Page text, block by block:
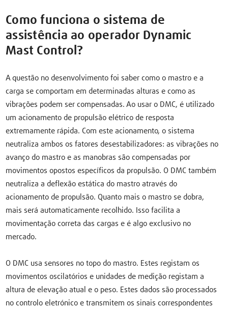
Como funciona o sistema de
assistência ao operador Dynamic
Mast Control?
A questão no desenvolvimento foi saber como o mastro e a
carga se comportam em determinadas alturas e como as
vibrações podem ser compensadas. Ao usar o DMC, é utilizado
um acionamento de propulsão elétrico de resposta
extremamente rápida. Com este acionamento, o sistema
neutraliza ambos os fatores desestabilizadores: as vibrações no
avanço do mastro e as manobras são compensadas por
movimentos opostos específicos da propulsão. O DMC também
neutraliza a deflexão estática do mastro através do
acionamento de propulsão. Quanto mais o mastro se dobra,
mais será automaticamente recolhido. Isso facilita a
movimentação correta das cargas e é algo exclusivo no
mercado.
O DMC usa sensores no topo do mastro. Estes registam os
movimentos oscilatórios e unidades de medição registam a
altura de elevação atual e o peso. Estes dados são processados ​​
no controlo eletrónico e transmitem os sinais correspondentes